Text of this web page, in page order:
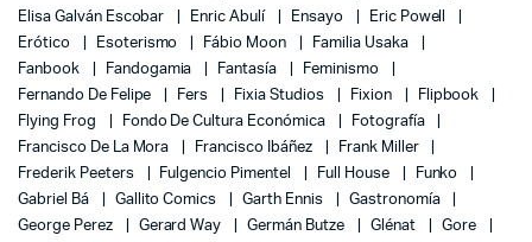
Elisa Galván Escobar
Enric Abulí Ensayo
Eric Powell
Erótico
Esoterismo Fábio Moon
Familia Usaka
Fanbook
Fandogamia Fantasía
Feminismo
Fernando De Felipe
Fers Fixia Studios Fixion
Flipbook
Flying Frog
Fondo De Cultura Económica
Fotografía
Francisco De La Mora
Francisco Ibáñez
Frank Miller
Frederik Peeters
Fulgencio Pimentel Full House
Funko
Gabriel Bá
Gallito Comics Garth Ennis
Gastronomía
George Perez
Gerard Way Germán Butze Glénat
Gore